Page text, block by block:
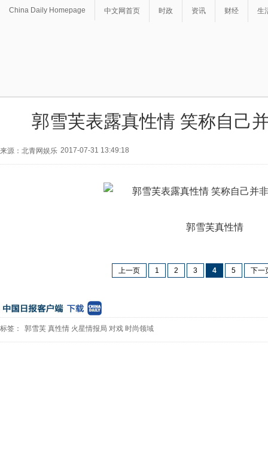
China Daily Homepage 中文网首页 时政 资讯 财经 生
郭雪芙表露真性情 笑称自己
来源：北青网娱乐 2017-07-31 13:49:18
郭雪芙真性情
上一页 1 2 3 4 5 下一
标签： 郭雪芙 真性情 火星情报局 对戏 时尚领域